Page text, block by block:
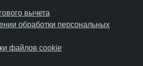
вычета
обработки персональных
файлов cookie